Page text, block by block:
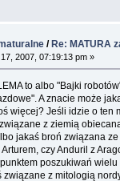
/Re: MATURA
2007, 07:19:13 pm »
to albo "Bajki
A znacie może
więcej? Jeśli idzie o ten
z ziemią
jakaś broń związana
czy Anduril z
poszukiwań wielu
związane z mitologią